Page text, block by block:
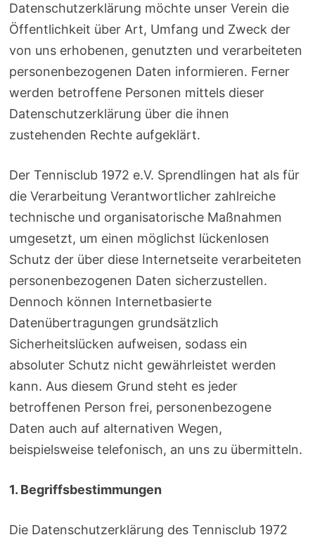
Datenschutzerklärung möchte unser Verein die
Öffentlichkeit über Art, Umfang und Zweck der
von uns erhobenen, genutzten und verarbeiteten
personenbezogenen Daten informieren. Ferner
werden betroffene Personen mittels dieser
Datenschutzerklärung über die ihnen
zustehenden Rechte aufgeklärt.
Der Tennisclub 1972 e.V. Sprendlingen hat als für
die Verarbeitung Verantwortlicher zahlreiche
technische und organisatorische Maßnahmen
umgesetzt, um einen möglichst lückenlosen
Schutz der über diese Internetseite verarbeiteten
personenbezogenen Daten sicherzustellen.
Dennoch können Internetbasierte
Datenübertragungen grundsätzlich
Sicherheitslücken aufweisen, sodass ein
absoluter Schutz nicht gewährleistet werden
kann. Aus diesem Grund steht es jeder
betroffenen Person frei, personenbezogene
Daten auch auf alternativen Wegen,
beispielsweise telefonisch, an uns zu übermitteln.
1. Begriffsbestimmungen
Die Datenschutzerklärung des Tennisclub 1972